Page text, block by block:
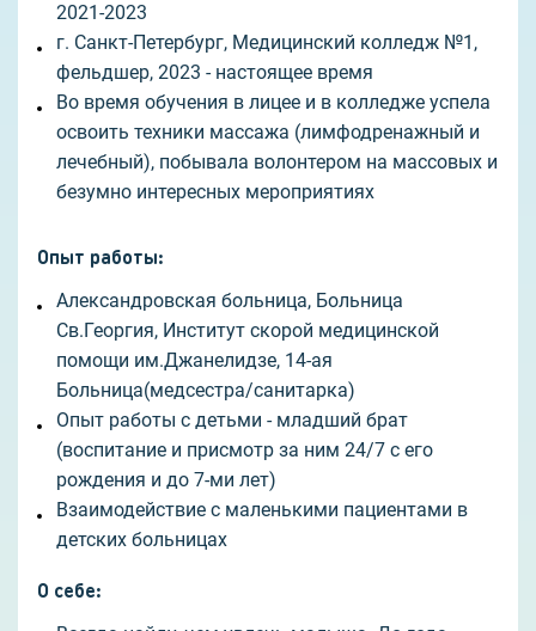
2021-2023
г. Санкт-Петербург, Медицинский колледж №1,
фельдшер, 2023 - настоящее время
Во время обучения в лицее и в колледже успела
освоить техники массажа (лимфодренажный и
лечебный), побывала волонтером на массовых и
безумно интересных мероприятиях
Опыт работы:
Александровская больница, Больница
Св.Георгия, Институт скорой медицинской
помощи им.Джанелидзе, 14-ая
Больница(медсестра/санитарка)
Опыт работы с детьми - младший брат
(воспитание и присмотр за ним 24/7 с его
рождения и до 7-ми лет)
Взаимодействие с маленькими пациентами в
детских больницах
О себе: